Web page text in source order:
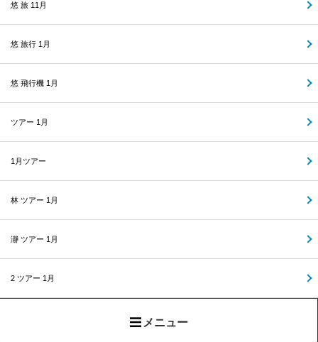
悠 旅 11月
悠 旅行 1月
悠 飛行機 1月
ツアー 1月
1月ツアー
林 ツアー 1月
瀞 ツアー 1月
2 ツアー 1月
メニュー